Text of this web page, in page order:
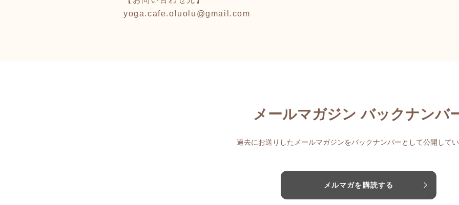
yoga.cafe.oluolu@gmail.com
メールマガジン バックナンバ
過去にお送りしたメールマガジンをバックナンバーとして公開してい
メルマガを購読する